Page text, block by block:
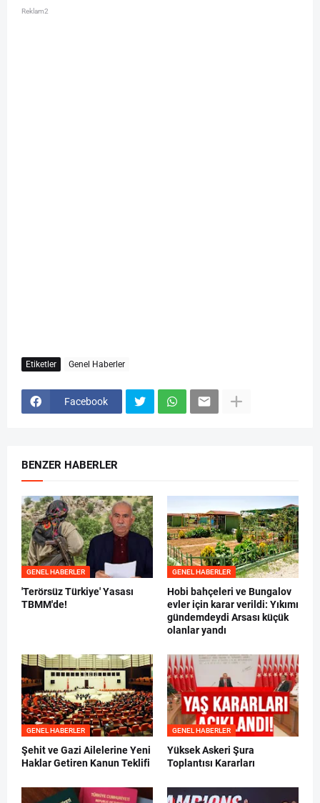
Reklam2
Etiketler Genel Haberler
Facebook
BENZER HABERLER
GENEL HABERLER
'Terörsüz Türkiye' Yasası
TBMM'de!
GENEL HABERLER
Hobi bahçeleri ve Bungalov
evler için karar verildi: Yıkımı
gündemdeydi Arsası küçük
olanlar yandı
GENEL HABERLER
Şehit ve Gazi Ailelerine Yeni
Haklar Getiren Kanun Teklifi
GENEL HABERLER
Yüksek Askeri Şura
Toplantısı Kararları